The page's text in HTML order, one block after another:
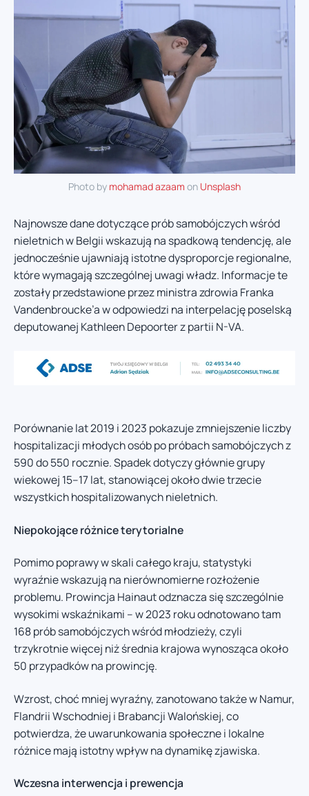
Photo by mohamad azaam on Unsplash
Najnowsze dane dotyczące prób samobójczych wśród
nieletnich w Belgii wskazują na spadkową tendencję, ale
jednocześnie ujawniają istotne dysproporcje regionalne,
które wymagają szczególnej uwagi władz. Informacje te
zostały przedstawione przez ministra zdrowia Franka
Vandenbroucke’a w odpowiedzi na interpelację poselską
deputowanej Kathleen Depoorter z partii N-VA.
Porównanie lat 2019 i 2023 pokazuje zmniejszenie liczby
hospitalizacji młodych osób po próbach samobójczych z
590 do 550 rocznie. Spadek dotyczy głównie grupy
wiekowej 15–17 lat, stanowiącej około dwie trzecie
wszystkich hospitalizowanych nieletnich.
Niepokojące różnice terytorialne
Pomimo poprawy w skali całego kraju, statystyki
wyraźnie wskazują na nierównomierne rozłożenie
problemu. Prowincja Hainaut odznacza się szczególnie
wysokimi wskaźnikami – w 2023 roku odnotowano tam
168 prób samobójczych wśród młodzieży, czyli
trzykrotnie więcej niż średnia krajowa wynosząca około
50 przypadków na prowincję.
Wzrost, choć mniej wyraźny, zanotowano także w Namur,
Flandrii Wschodniej i Brabancji Walońskiej, co
potwierdza, że uwarunkowania społeczne i lokalne
różnice mają istotny wpływ na dynamikę zjawiska.
Wczesna interwencja i prewencja